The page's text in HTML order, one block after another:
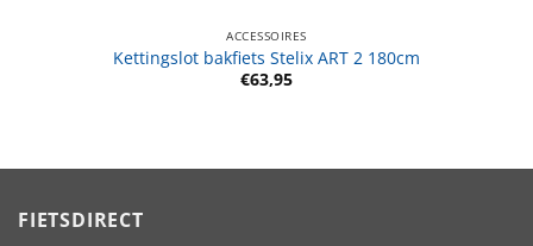
ACCESSOIRES
Kettingslot bakfiets Stelix ART 2 180cm
€63,95
FIETSDIRECT